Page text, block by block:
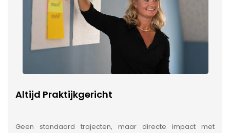
Altijd Praktijkgericht
Geen standaard trajecten, maar directe impact met